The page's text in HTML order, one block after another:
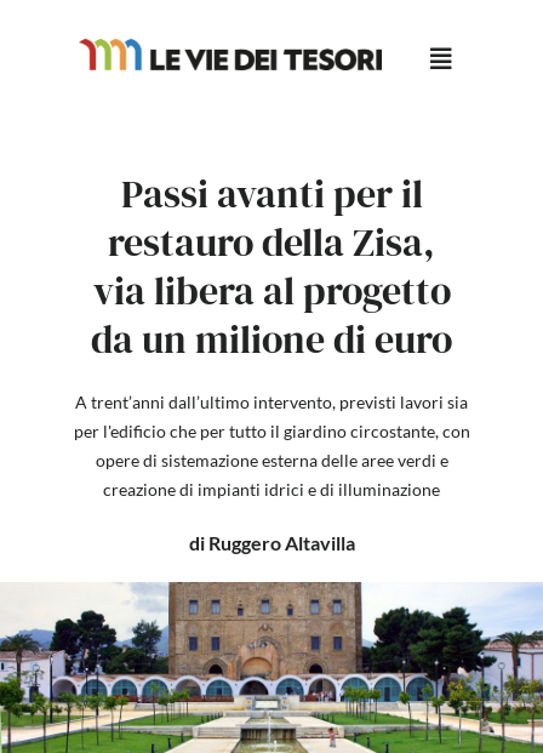
Passi avanti per il
restauro della Zisa,
via libera al progetto
da un milione di euro
A trent’anni dall’ultimo intervento, previsti lavori sia
per l'edificio che per tutto il giardino circostante, con
opere di sistemazione esterna delle aree verdi e
creazione di impianti idrici e di illuminazione
di Ruggero Altavilla